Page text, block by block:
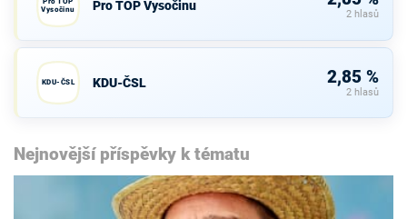
Vysočinu
Pro TOP Vysočinu
2 hlasů
KDU-ČSL KDU-ČSL 2,85 %
2 hlasů
Nejnovější příspěvky k tématu